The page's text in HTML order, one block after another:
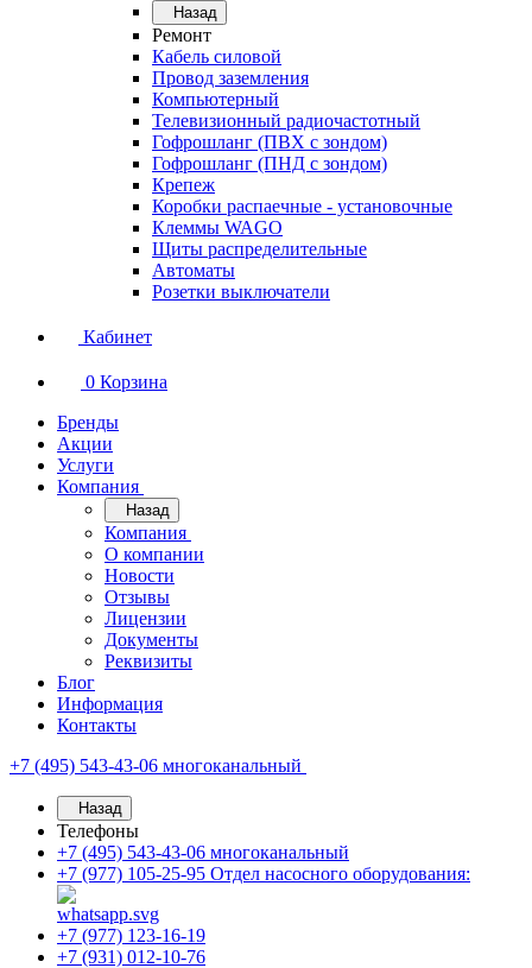
Назад
Ремонт
Кабель силовой
Провод заземления
Компьютерный
Телевизионный радиочастотный
Гофрошланг (ПВХ с зондом)
Гофрошланг (ПНД с зондом)
Крепеж
Коробки распаечные - установочные
Клеммы WAGO
Щиты распределительные
Автоматы
Розетки выключатели
Кабинет
0 Корзина
Бренды
Акции
Услуги
Компания
Назад
Компания
О компании
Новости
Отзывы
Лицензии
Документы
Реквизиты
Блог
Информация
Контакты
+7 (495) 543-43-06 многоканальный
Назад
Телефоны
+7 (495) 543-43-06 многоканальный
+7 (977) 105-25-95 Отдел насосного оборудования:
+7 (977) 123-16-19
+7 (931) 012-10-76